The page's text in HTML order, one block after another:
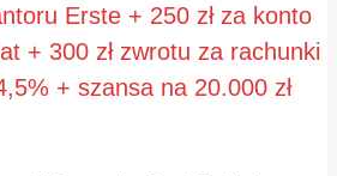
Erste + 250 zł za konto
+ 300 zł zwrotu za rachunki
+ szansa na 20.000 zł